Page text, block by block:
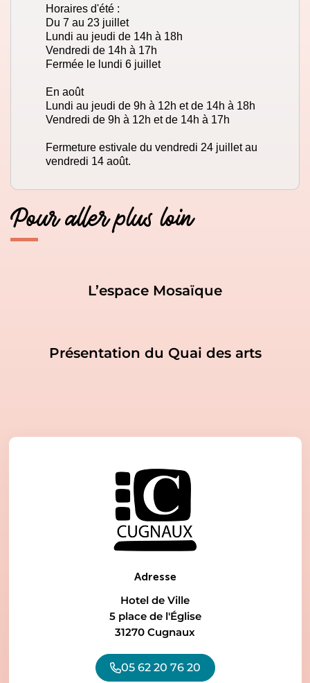
Horaires d'été :
Du 7 au 23 juillet
Lundi au jeudi de 14h à 18h
Vendredi de 14h à 17h
Fermée le lundi 6 juillet
En août
Lundi au jeudi de 9h à 12h et de 14h à 18h
Vendredi de 9h à 12h et de 14h à 17h
Fermeture estivale du vendredi 24 juillet au
vendredi 14 août.
Pour aller plus loin
L’espace Mosaïque
Présentation du Quai des arts
Adresse
Hotel de Ville
5 place de l'Église
31270 Cugnaux
05 62 20 76 20